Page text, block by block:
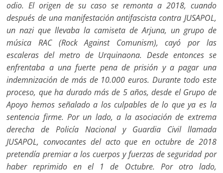
odio. El origen de su caso se remonta a 2018, cuando
después de una manifestación antifascista contra JUSAPOL,
un nazi que llevaba la camiseta de Arjuna, un grupo de
música RAC (Rock Against Comunism), cayó por las
escaleras del metro de Urquinaona. Desde entonces se
enfrentaba a una fuerte pena de prisión y a pagar una
indemnización de más de 10.000 euros. Durante todo este
proceso, que ha durado más de 5 años, desde el Grupo de
Apoyo hemos señalado a los culpables de lo que ya es la
sen­tencia firme. Por un lado, a la asociación de extrema
derecha de Policía Nacional y Guardia Civil llamada
JUSAPOL, convocantes del acto que en octubre de 2018
pretendía premiar a los cuerpos y fuerzas de seguri­dad por
haber reprimido en el 1 de Octubre. Por otro lado,